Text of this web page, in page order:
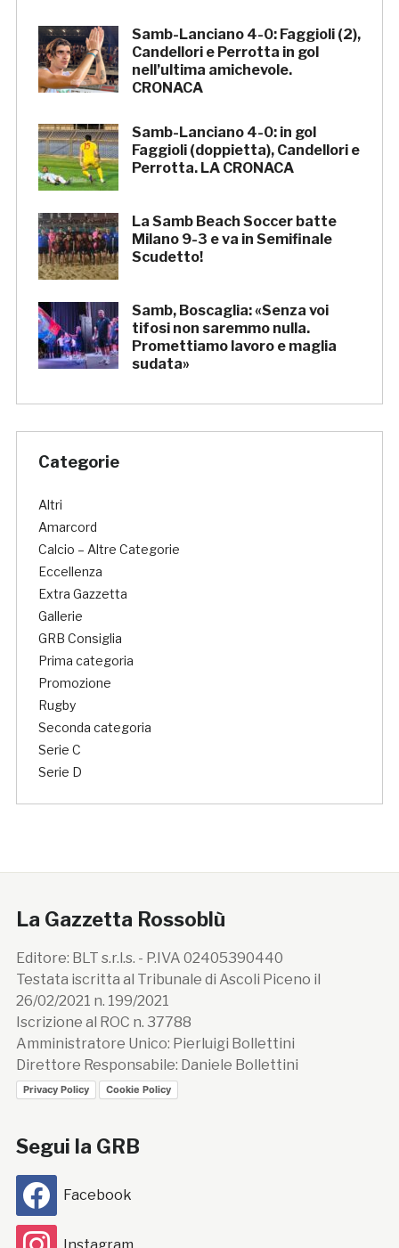
Samb-Lanciano 4-0: Faggioli (2),
Candellori e Perrotta in gol
nell’ultima amichevole.
CRONACA
Samb-Lanciano 4-0: in gol
Faggioli (doppietta), Candellori e
Perrotta. LA CRONACA
La Samb Beach Soccer batte
Milano 9-3 e va in Semifinale
Scudetto!
Samb, Boscaglia: «Senza voi
tifosi non saremmo nulla.
Promettiamo lavoro e maglia
sudata»
Categorie
Altri
Amarcord
Calcio – Altre Categorie
Eccellenza
Extra Gazzetta
Gallerie
GRB Consiglia
Prima categoria
Promozione
Rugby
Seconda categoria
Serie C
Serie D
La Gazzetta Rossoblù
Editore: BLT s.r.l.s. - P.IVA 02405390440
Testata iscritta al Tribunale di Ascoli Piceno il
26/02/2021 n. 199/2021
Iscrizione al ROC n. 37788
Amministratore Unico: Pierluigi Bollettini
Direttore Responsabile: Daniele Bollettini
Privacy Policy Cookie Policy
Segui la GRB
Facebook